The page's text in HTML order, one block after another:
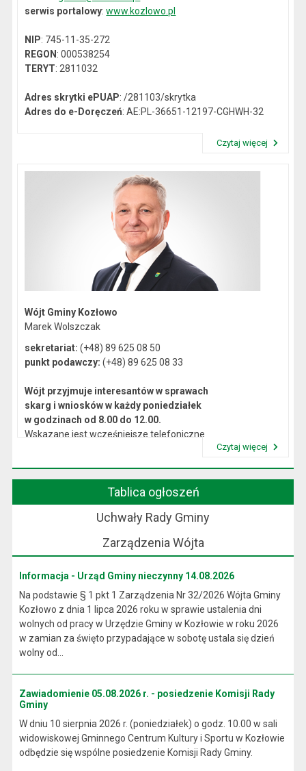
serwis portalowy:www.kozlowo.pl
NIP: 745-11-35-272
REGON: 000538254
TERYT: 2811032
Adres skrytki ePUAP: /281103/skrytka
Adres do e-Doręczeń: AE:PL-36651-12197-CGHWH-32
Czytaj więcej
Wójt Gminy Kozłowo
Marek Wolszczak
sekretariat: (+48) 89 625 08 50
punkt podawczy: (+48) 89 625 08 33
Wójt przyjmuje interesantów w sprawach
skarg i wniosków w każdy poniedziałek
w godzinach od 8.00 do 12.00.
Wskazane jest wcześniejsze telefoniczne
Czytaj więcej
Tablica ogłoszeń
Uchwały Rady Gminy
Zarządzenia Wójta
Informacja - Urząd Gminy nieczynny 14.08.2026
Na podstawie § 1 pkt 1 Zarządzenia Nr 32/2026 Wójta Gminy
Kozłowo z dnia 1 lipca 2026 roku w sprawie ustalenia dni
wolnych od pracy w Urzędzie Gminy w Kozłowie w roku 2026
w zamian za święto przypadające w sobotę ustala się dzień
wolny od...
Zawiadomienie 05.08.2026 r. - posiedzenie Komisji Rady
Gminy
W dniu 10 sierpnia 2026 r. (poniedziałek) o godz. 10.00 w sali
widowiskowej Gminnego Centrum Kultury i Sportu w Kozłowie
odbędzie się wspólne posiedzenie Komisji Rady Gminy.